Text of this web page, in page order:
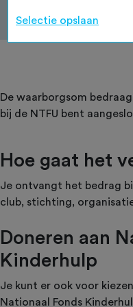
De waarborgsom
bij de NTFU bent
Hoe gaat het
Je ontvangt het bedrag
club, stichting,
Doneren aan
Kinderhulp
Je kunt er ook voor
Nationaal Fonds
Selectie opslaan